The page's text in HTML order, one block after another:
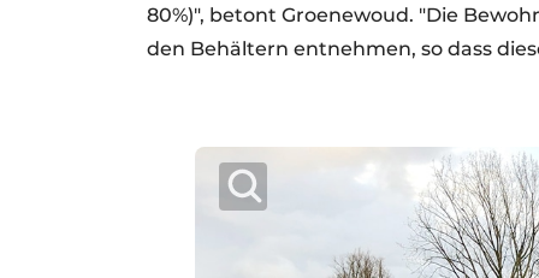
80%)", betont Groenewoud. "Die
den Behältern entnehmen, so dass